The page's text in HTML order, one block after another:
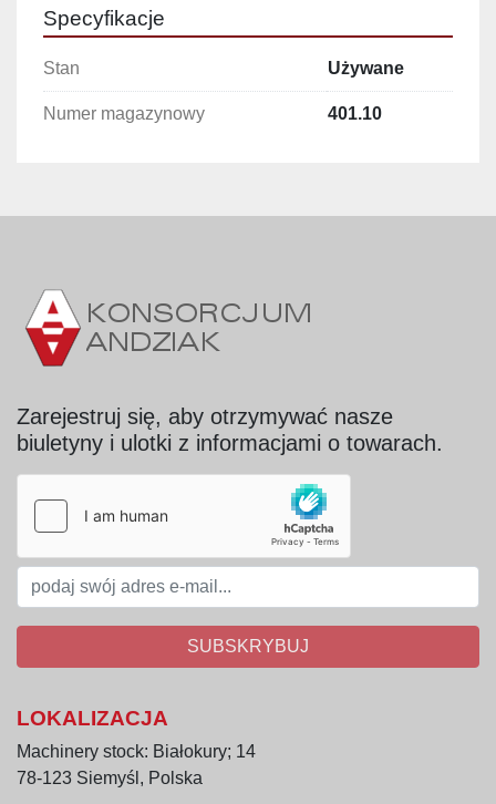
mm;
wyjście schłodzonego/zamrożonego
produktu na wysokości - 3.000 mm;
długość taśmy nierdzewnej - 76 m;
szerokość taśmy - 550 mm.
Specyfikacje
Stan Używane
Numer magazynowy 401.10
Zarejestruj się, aby otrzymywać nasze
biuletyny i ulotki z informacjami o towarach.
SUBSKRYBUJ
LOKALIZACJA
Machinery stock: Białokury; 14
78-123 Siemyśl, Polska